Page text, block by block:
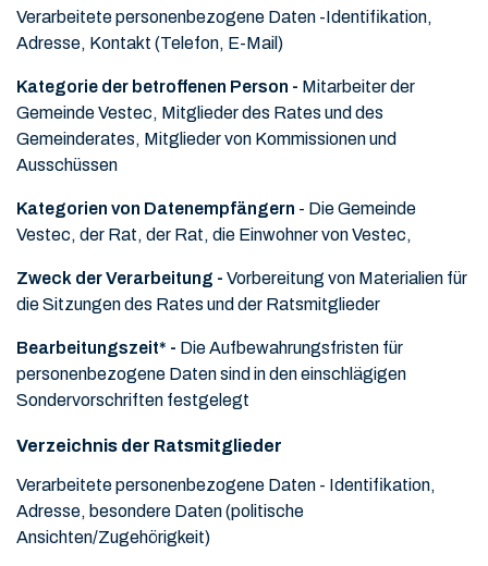
Verarbeitete personenbezogene Daten -Identifikation,
Adresse, Kontakt (Telefon, E-Mail)
Kategorie der betroffenen Person - Mitarbeiter der
Gemeinde Vestec, Mitglieder des Rates und des
Gemeinderates, Mitglieder von Kommissionen und
Ausschüssen
Kategorien von Datenempfängern - Die Gemeinde
Vestec, der Rat, der Rat, die Einwohner von Vestec,
Zweck der Verarbeitung - Vorbereitung von Materialien für
die Sitzungen des Rates und der Ratsmitglieder
Bearbeitungszeit* - Die Aufbewahrungsfristen für
personenbezogene Daten sind in den einschlägigen
Sondervorschriften festgelegt
Verzeichnis der Ratsmitglieder
Verarbeitete personenbezogene Daten - Identifikation,
Adresse, besondere Daten (politische
Ansichten/Zugehörigkeit)